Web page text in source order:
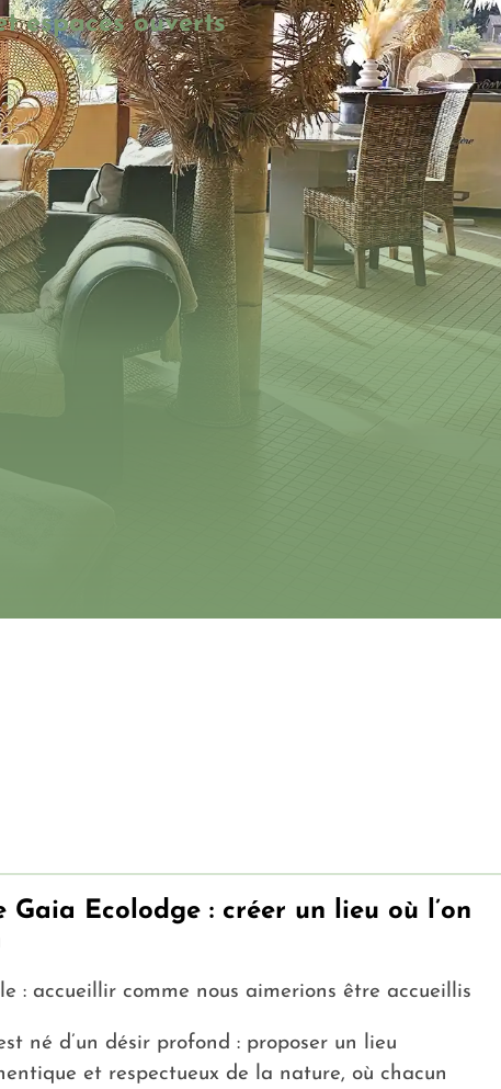
espaces ouverts
Gaia Ecolodge : créer un lieu où l’on
: accueillir comme nous aimerions être accueillis
né d’un désir profond : proposer un lieu
et respectueux de la nature, où chacun